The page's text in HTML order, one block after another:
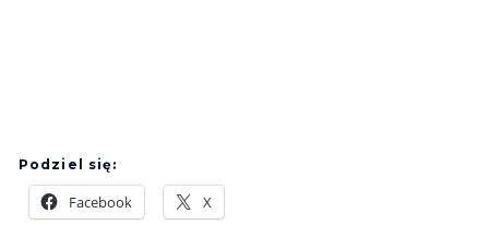
Podziel się:
Facebook X